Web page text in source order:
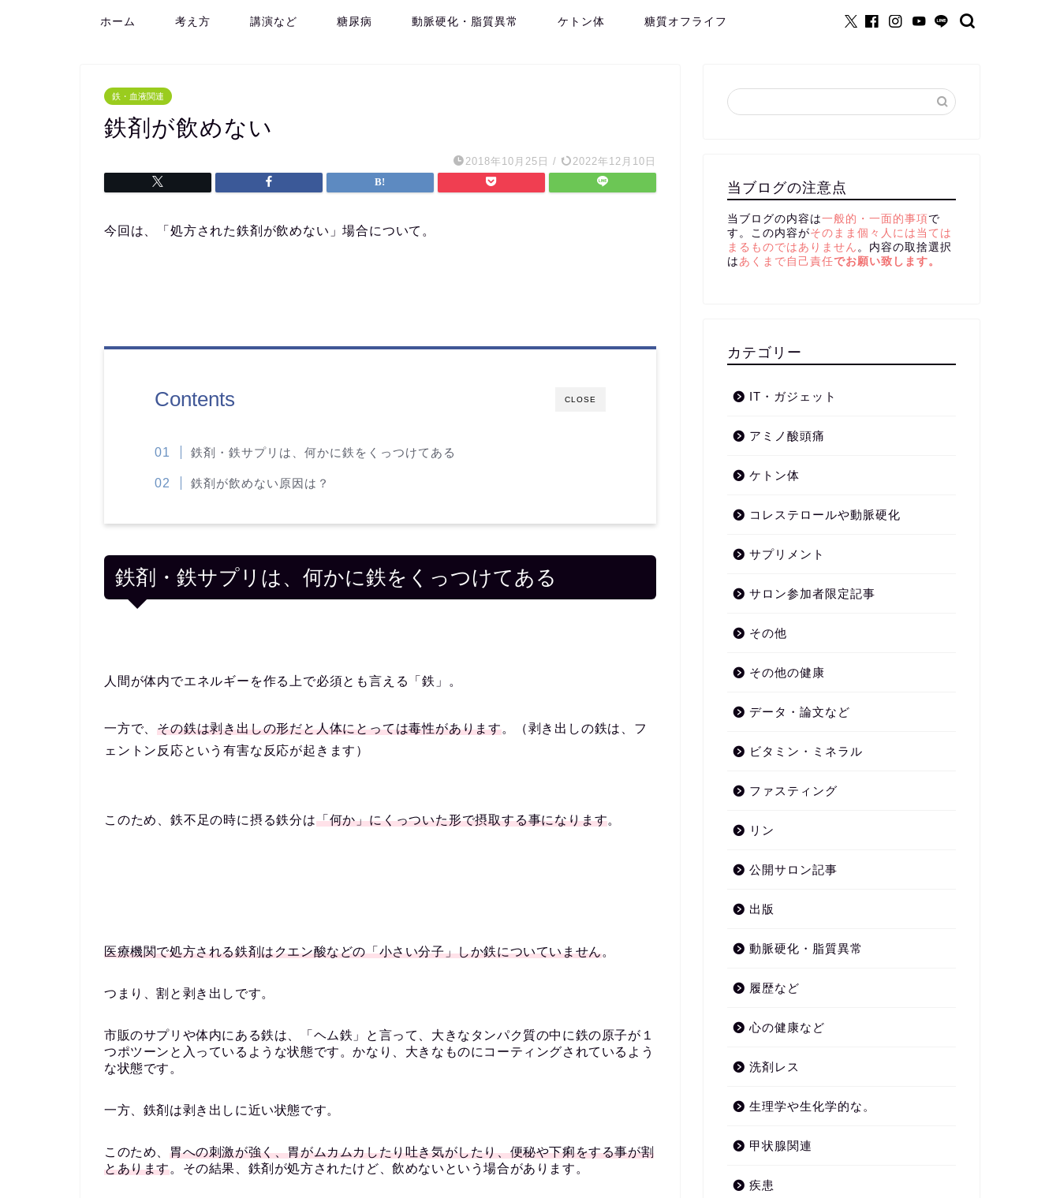
ホーム 考え方 講演など 糖尿病 動脈硬化・脂質異常 ケトン体 糖質オフライフ
鉄・血液関連
鉄剤が飲めない
2018年10月25日 / 2022年12月10日
今回は、「処方された鉄剤が飲めない」場合について。
CLOSE
Contents
鉄剤・鉄サプリは、何かに鉄をくっつけてある
鉄剤が飲めない原因は？
鉄剤・鉄サプリは、何かに鉄をくっつけてある
人間が体内でエネルギーを作る上で必須とも言える「鉄」。
一方で、その鉄は剥き出しの形だと人体にとっては毒性があります。（剥き出しの鉄は、フ
ェントン反応という有害な反応が起きます）
このため、鉄不足の時に摂る鉄分は「何か」にくっついた形で摂取する事になります。
医療機関で処方される鉄剤はクエン酸などの「小さい分子」しか鉄についていません。
つまり、割と剥き出しです。
市販のサプリや体内にある鉄は、「ヘム鉄」と言って、大きなタンパク質の中に鉄の原子が１
つポツーンと入っているような状態です。かなり、大きなものにコーティングされているよう
な状態です。
一方、鉄剤は剥き出しに近い状態です。
このため、 胃への刺激が強く、胃がムカムカしたり吐き気がしたり、便秘や下痢をする事が割
とあります。その結果、鉄剤が処方されたけど、飲めないという場合があります。
当ブログの注意点
当ブログの内容は一般的・一面的事項 で
す。この内容がそのまま個々人には当ては
まるものではありません 。内容の取捨選択
は あくまで自己責任でお願い致します。
カテゴリー
IT・ガジェット
アミノ酸頭痛
ケトン体
コレステロールや動脈硬化
サプリメント
サロン参加者限定記事
その他
その他の健康
データ・論文など
ビタミン・ミネラル
ファスティング
リン
公開サロン記事
出版
動脈硬化・脂質異常
履歴など
心の健康など
洗剤レス
生理学や生化学的な。
甲状腺関連
疾患